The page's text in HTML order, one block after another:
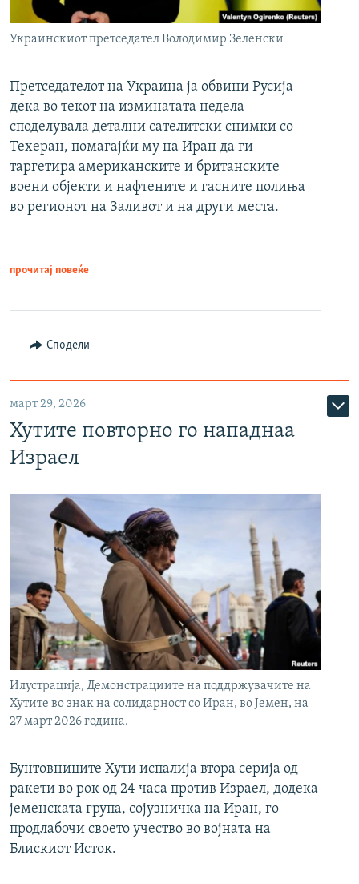
Украинскиот претседател Володимир Зеленски
Претседателот на Украина ја обвини Русија
дека во текот на изминатата недела
споделувала детални сателитски снимки со
Техеран, помагајќи му на Иран да ги
таргетира американските и британските
воени објекти и нафтените и гасните полиња
во регионот на Заливот и на други места.
прочитај повеќе
Сподели
март 29, 2026
Хутите повторно го нападнаа
Израел
Илустрација, Демонстрациите на поддржувачите на
Хутите во знак на солидарност со Иран, во Јемен, на
27 март 2026 година.
Бунтовниците Хути испалија втора серија од
ракети во рок од 24 часа против Израел, додека
јеменската група, сојузничка на Иран, го
продлабочи своето учество во војната на
Блискиот Исток.